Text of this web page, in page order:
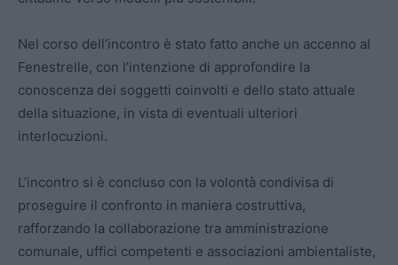
Nel corso dell’incontro è stato fatto anche un accenno al
Fenestrelle, con l’intenzione di approfondire la
conoscenza dei soggetti coinvolti e dello stato attuale
della situazione, in vista di eventuali ulteriori
interlocuzioni.
L’incontro si è concluso con la volontà condivisa di
proseguire il confronto in maniera costruttiva,
rafforzando la collaborazione tra amministrazione
comunale, uffici competenti e associazioni ambientaliste,